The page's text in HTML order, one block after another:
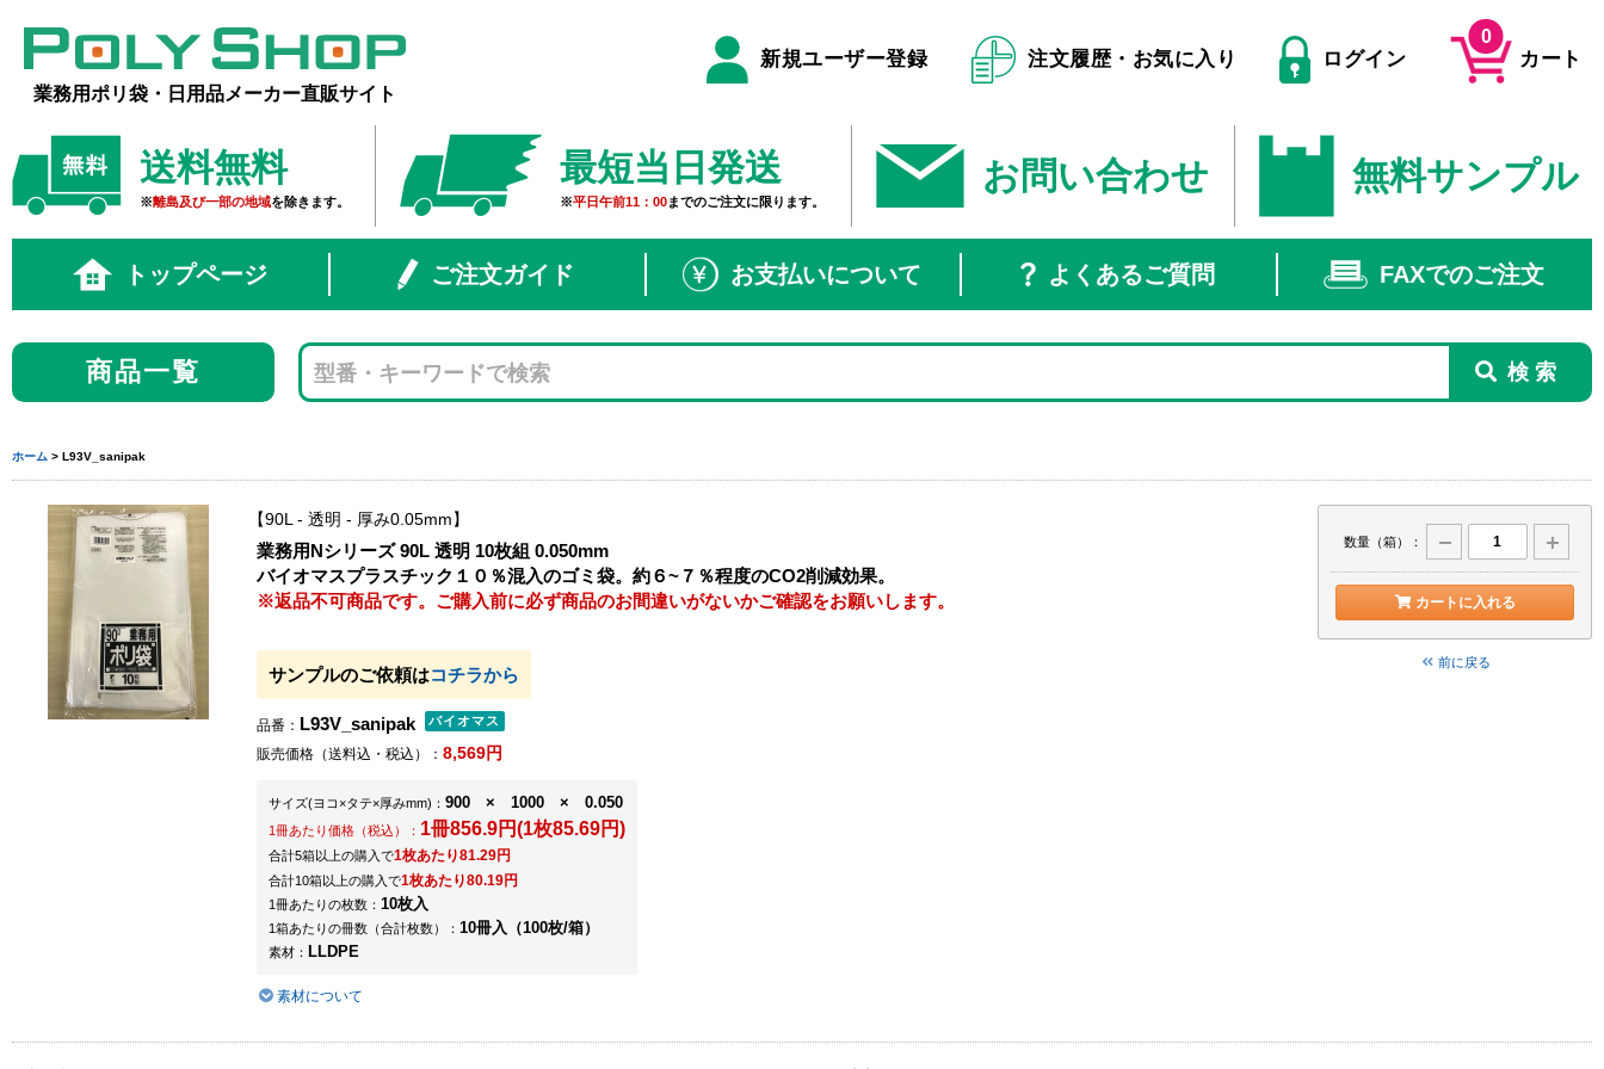
業務用ポリ袋・日用品メーカー直販サイト
新規ユーザー登録 注文履歴・お気に入り ログイン
0
カート
送料無料
※離島及び一部の地域を除きます。
最短当日発送
※平日午前11：00までのご注文に限ります。
お問い合わせ 無料サンプル
トップページ ご注文ガイド お支払いについて よくあるご質問 FAXでのご注文
商品一覧
ホーム > L93V_sanipak
90L - 透明 - 厚み0.05mm
業務用Nシリーズ 90L 透明 10枚組 0.050mm
バイオマスプラスチック１０％混入のゴミ袋。約６~７％程度のCO2削減効果。
※返品不可商品です。ご購入前に必ず商品のお間違いがないかご確認をお願いします。
サンプルのご依頼はコチラから
品番： L93V_sanipak
販売価格（送料込・税込）： 8,569円
サイズ(ヨコ×タテ×厚みmm) ： 900 × 1000 × 0.050
1冊あたり価格（税込）： 1冊856.9円(1枚85.69円)
合計5箱以上の購入で1枚あたり81.29円
合計10箱以上の購入で1枚あたり80.19円
1冊あたりの枚数： 10枚入
1箱あたりの冊数（合計枚数）： 10冊入（100枚/箱）
素材： LLDPE
素材について
数量（箱）：
カートに入れる
前に戻る